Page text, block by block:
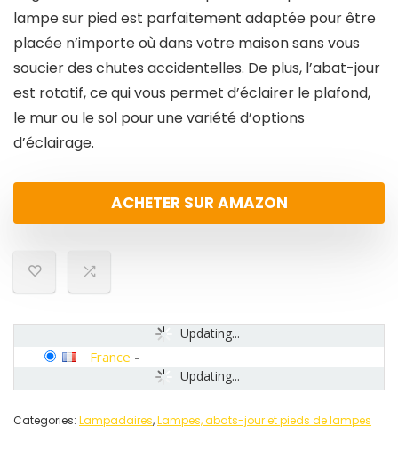
lampe sur pied est parfaitement adaptée pour être
placée n’importe où dans votre maison sans vous
soucier des chutes accidentelles. De plus, l’abat-jour
est rotatif, ce qui vous permet d’éclairer le plafond,
le mur ou le sol pour une variété d’options
d’éclairage.
ACHETER SUR AMAZON
Updating...
Updating...
France -
Categories: Lampadaires,Lampes, abats-jour et pieds de lampes